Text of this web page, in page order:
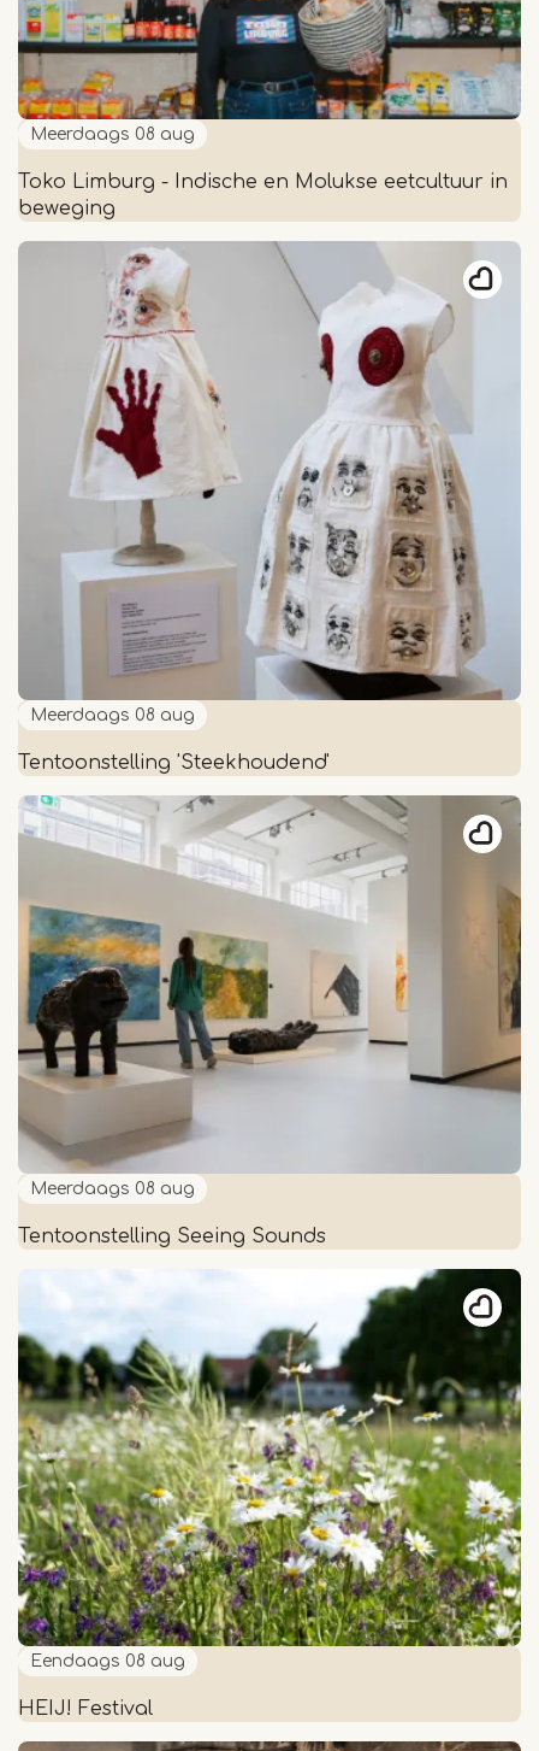
Meerdaags 08 aug
Toko Limburg - Indische en Molukse eetcultuur in
beweging
Toko
Molukse
eetcultuur
Meerdaags 08 aug
Tentoonstelling 'Steekhoudend'
Tentoonstelling
'Steekhoudend'
Meerdaags 08 aug
Tentoonstelling Seeing Sounds
Sounds
Eendaags 08 aug
HEIJ! Festival
HEIJ!